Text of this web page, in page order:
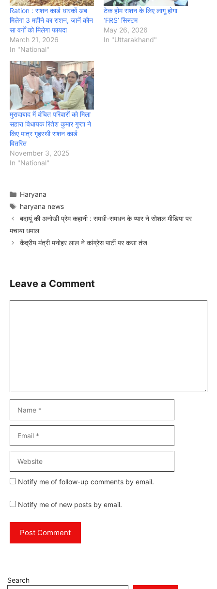
Ration : राशन कार्ड धारकों अब
मिलेगा 3 महीने का राशन, जानें कौन
सा वर्गों को मिलेगा फायदा
March 21, 2026
In "National"
टेक होम राशन के लिए लागू होगा
‘FRS’ सिस्टम
May 26, 2026
In "Uttarakhand"
मुरादाबाद में वंचित परिवारों को मिला
सहारा विधायक रितेश कुमार गुप्ता ने
किए पात्र गृहस्थी राशन कार्ड
वितरित
November 3, 2025
In "National"
Categories
Haryana
Tags
haryana news
बदायूं की अनोखी प्रेम कहानी : समधी-समधन के प्यार ने सोशल मीडिया पर
मचाया धमाल
केंद्रीय मंत्री मनोहर लाल ने कांग्रेस पार्टी पर कसा तंज
Leave a Comment
Notify me of follow-up comments by email.
Notify me of new posts by email.
Search